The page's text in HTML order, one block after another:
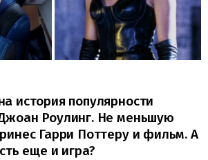
история популярности
Роулинг. Не меньшую
Гарри Поттеру и фильм. А
еще и игра?